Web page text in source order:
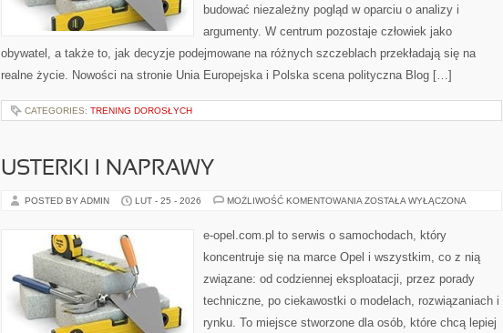
budować niezależny pogląd w oparciu o analizy i
argumenty. W centrum pozostaje człowiek jako
obywatel, a także to, jak decyzje podejmowane na różnych szczeblach przekładają się na
realne życie. Nowości na stronie Unia Europejska i Polska scena polityczna Blog […]
CATEGORIES: TRENING DOROSŁYCH
USTERKI I NAPRAWY
POSTED BY ADMIN LUT - 25 - 2026 MOŻLIWOŚĆ KOMENTOWANIA USTERKI
ZOSTAŁA WYŁĄCZONA
e-opel.com.pl to serwis o samochodach, który
koncentruje się na marce Opel i wszystkim, co z nią
związane: od codziennej eksploatacji, przez porady
techniczne, po ciekawostki o modelach, rozwiązaniach i
rynku. To miejsce stworzone dla osób, które chcą lepiej